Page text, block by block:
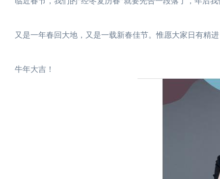
又是一年春回大地，又是一载新春佳节。惟愿大家日有精
牛年大吉！